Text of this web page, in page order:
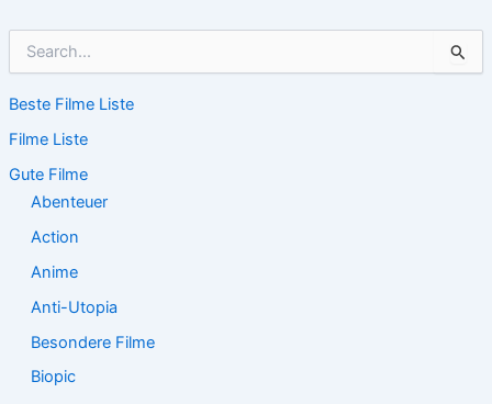
h
n
n
Beste Filme Liste
Filme Liste
Gute Filme
Abenteuer
Action
Anime
Anti-Utopia
Besondere Filme
Biopic